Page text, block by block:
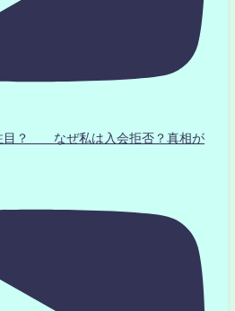
目？ なぜ私は入会拒否？真相が